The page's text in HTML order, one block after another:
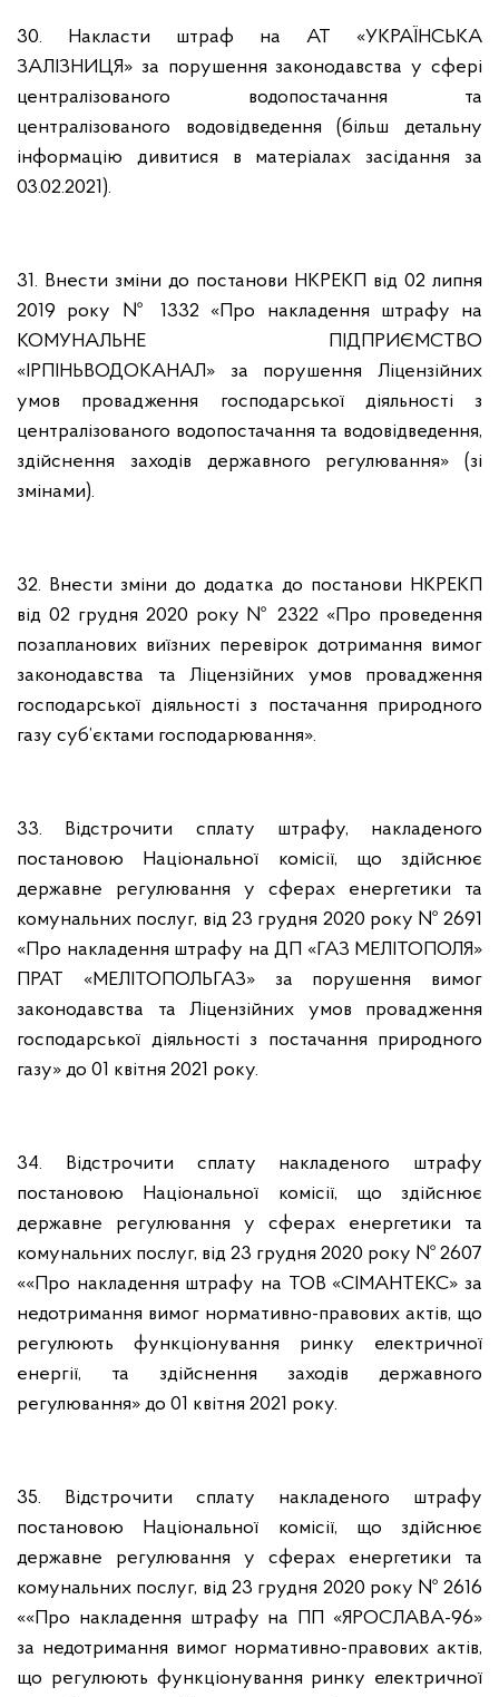
30. Накласти штраф на АТ «УКРАЇНСЬКА
ЗАЛІЗНИЦЯ» за порушення законодавства у сфері
централізованого водопостачання та
централізованого водовідведення (більш детальну
інформацію дивитися в матеріалах засідання за
03.02.2021).
31. Внести зміни до постанови НКРЕКП від 02 липня
2019 року № 1332 «Про накладення штрафу на
КОМУНАЛЬНЕ ПІДПРИЄМСТВО
«ІРПІНЬВОДОКАНАЛ» за порушення Ліцензійних
умов провадження господарської діяльності з
централізованого водопостачання та водовідведення,
здійснення заходів державного регулювання» (зі
змінами).
32. Внести зміни до додатка до постанови НКРЕКП
від 02 грудня 2020 року № 2322 «Про проведення
позапланових виїзних перевірок дотримання вимог
законодавства та Ліцензійних умов провадження
господарської діяльності з постачання природного
газу суб’єктами господарювання».
33. Відстрочити сплату штрафу, накладеного
постановою Національної комісії, що здійснює
державне регулювання у сферах енергетики та
комунальних послуг, від 23 грудня 2020 року № 2691
«Про накладення штрафу на ДП «ГАЗ МЕЛІТОПОЛЯ»
ПРАТ «МЕЛІТОПОЛЬГАЗ» за порушення вимог
законодавства та Ліцензійних умов провадження
господарської діяльності з постачання природного
газу» до 01 квітня 2021 року.
34. Відстрочити сплату накладеного штрафу
постановою Національної комісії, що здійснює
державне регулювання у сферах енергетики та
комунальних послуг, від 23 грудня 2020 року № 2607
««Про накладення штрафу на ТОВ «СІМАНТЕКС» за
недотримання вимог нормативно-правових актів, що
регулюють функціонування ринку електричної
енергії, та здійснення заходів державного
регулювання» до 01 квітня 2021 року.
35. Відстрочити сплату накладеного штрафу
постановою Національної комісії, що здійснює
державне регулювання у сферах енергетики та
комунальних послуг, від 23 грудня 2020 року № 2616
««Про накладення штрафу на ПП «ЯРОСЛАВА-96»
за недотримання вимог нормативно-правових актів,
що регулюють функціонування ринку електричної